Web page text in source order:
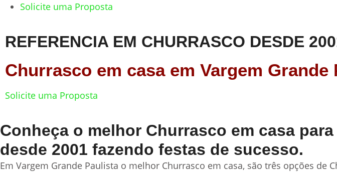
Solicite uma Proposta
REFERENCIA EM CHURRASCO DESDE
Churrasco em casa em Vargem Grande
Solicite uma Proposta
Conheça o melhor Churrasco em casa
desde 2001 fazendo festas de sucesso.
Em Vargem Grande Paulista o melhor Churrasco em casa, são três opções